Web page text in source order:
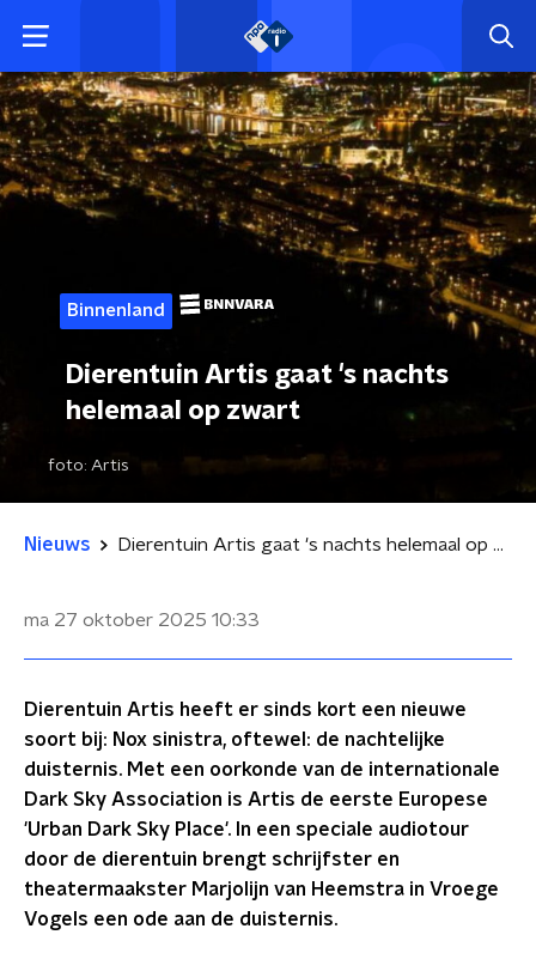
Binnenland
Dierentuin Artis gaat 's nachts
helemaal op zwart
foto: Artis
Nieuws Dierentuin Artis gaat 's nachts helemaal op zwart
ma 27 oktober 2025 10:33
Dierentuin Artis heeft er sinds kort een nieuwe
soort bij: Nox sinistra, oftewel: de nachtelijke
duisternis. Met een oorkonde van de internationale
Dark Sky Association is Artis de eerste Europese
'Urban Dark Sky Place'. In een speciale audiotour
door de dierentuin brengt schrijfster en
theatermaakster Marjolijn van Heemstra in Vroege
Vogels een ode aan de duisternis.